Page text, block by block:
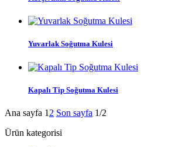
Yuvarlak Soğutma Kulesi
Kapalı Tip Soğutma Kulesi
Ana sayfa 1 2 Son sayfa 1/2
Ürün kategorisi